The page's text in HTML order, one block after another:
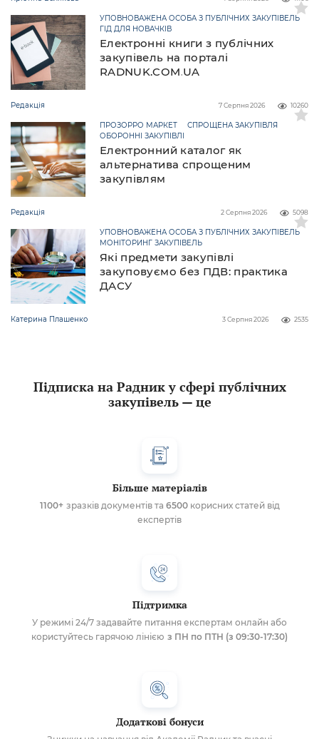
Електронні книги з публічних
закупівель на порталі
RADNUK.COM.UA
УПОВНОВАЖЕНА ОСОБА З ПУБЛІЧНИХ ЗАКУПІВЕЛЬ
ГІД ДЛЯ НОВАЧКІВ
Редакція 10260
7 Серпня 2026
Електронний каталог як
альтернатива спрощеним
закупівлям
ПРОЗОРРО МАРКЕТ
СПРОЩЕНА ЗАКУПІВЛЯ
ОБОРОННІ ЗАКУПІВЛІ
Редакція 5098
2 Серпня 2026
Які предмети закупівлі
закуповуємо без ПДВ: практика
ДАСУ
УПОВНОВАЖЕНА ОСОБА З ПУБЛІЧНИХ ЗАКУПІВЕЛЬ
МОНІТОРИНГ ЗАКУПІВЕЛЬ
Катерина Плашенко 2535
3 Серпня 2026
Підписка на Радник у сфері публічних
закупівель — це
Більше матеріалів
1100+ зразків документів та 6500корисних статей від
експертів
Підтримка
У режимі 24/7 задавайте питання експертам онлайн або
користуйтесь гарячою лінією з ПН по ПТН (з 09:30-17:30)
Додаткові бонуси